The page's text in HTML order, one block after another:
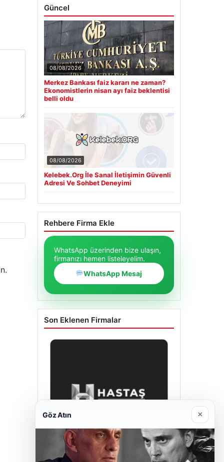
Güncel
08/08/2026
Merkez Bankası faiz kararı ne zaman?
Ekonomistlerin nisan ayı faiz beklentisi
belli oldu
08/08/2026
Kelebek.Org İle Sanal İletişimin Güvenli
Adresi Ve Sohbet Deneyimi
Rehbere Firma Ekle
WhatsApp üzerinden bize ulaşın,
firmanızı hemen listeleyelim.
WhatsApp Mesaj
Son Eklenen Firmalar
Göz Atın ×